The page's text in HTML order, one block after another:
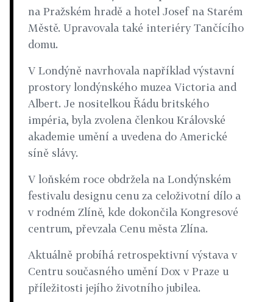
na Pražském hradě a hotel Josef na Starém
Městě. Upravovala také interiéry Tančícího
domu.
V Londýně navrhovala například výstavní
prostory londýnského muzea Victoria and
Albert. Je nositelkou Řádu britského
impéria, byla zvolena členkou Královské
akademie umění a uvedena do Americké
síně slávy.
V loňském roce obdržela na Londýnském
festivalu designu cenu za celoživotní dílo a
v rodném Zlíně, kde dokončila Kongresové
centrum, převzala Cenu města Zlína.
Aktuálně probíhá retrospektivní výstava v
Centru současného umění Dox v Praze u
příležitosti jejího životního jubilea.